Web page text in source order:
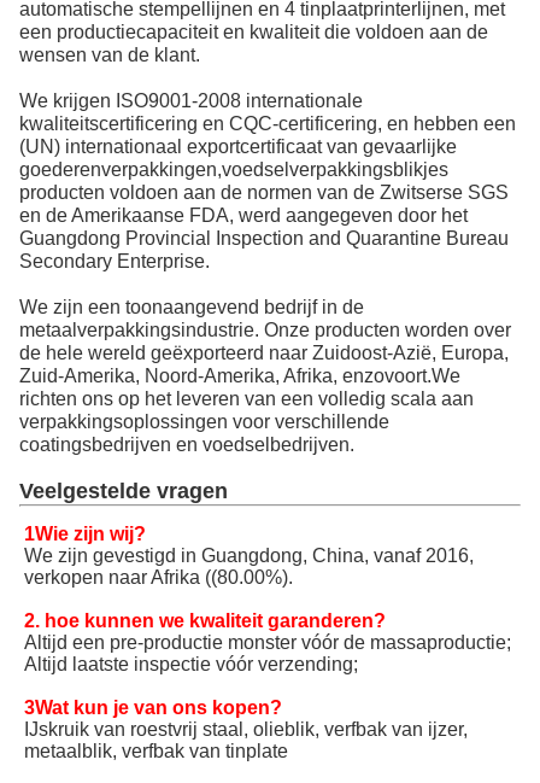
automatische stempellijnen en 4 tinplaatprinterlijnen, met
een productiecapaciteit en kwaliteit die voldoen aan de
wensen van de klant.
We krijgen ISO9001-2008 internationale
kwaliteitscertificering en CQC-certificering, en hebben een
(UN) internationaal exportcertificaat van gevaarlijke
goederenverpakkingen,voedselverpakkingsblikjes
producten voldoen aan de normen van de Zwitserse SGS
en de Amerikaanse FDA, werd aangegeven door het
Guangdong Provincial Inspection and Quarantine Bureau
Secondary Enterprise.
We zijn een toonaangevend bedrijf in de
metaalverpakkingsindustrie. Onze producten worden over
de hele wereld geëxporteerd naar Zuidoost-Azië, Europa,
Zuid-Amerika, Noord-Amerika, Afrika, enzovoort.We
richten ons op het leveren van een volledig scala aan
verpakkingsoplossingen voor verschillende
coatingsbedrijven en voedselbedrijven.
Veelgestelde vragen
1Wie zijn wij?
We zijn gevestigd in Guangdong, China, vanaf 2016,
verkopen naar Afrika ((80.00%).
2. hoe kunnen we kwaliteit garanderen?
Altijd een pre-productie monster vóór de massaproductie;
Altijd laatste inspectie vóór verzending;
3Wat kun je van ons kopen?
IJskruik van roestvrij staal, olieblik, verfbak van ijzer,
metaalblik, verfbak van tinplate